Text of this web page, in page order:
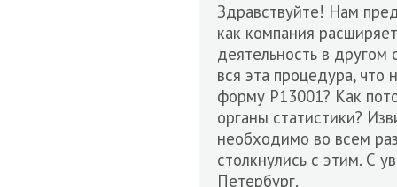
Здравствуйте! Нам
как компания
деятельность в
вся эта процедура,
форму Р13001? Как
органы статистики?
необходимо во всем
столкнулись с этим. С
Петербург.